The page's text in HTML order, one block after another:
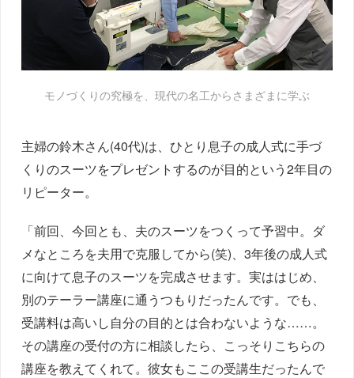
モノづくりの究極を、現代の名工からさまざまに学ぶ
主婦の鈴木さん(40代)は、ひとり息子の成人式に手づ
くりのスーツをプレゼントするのが目的という2年目の
リピーター。
「前回、今回とも、夫のスーツをつくって予習中。ダ
メなところを夫用で克服してから(笑)、3年後の成人式
に向けて息子のスーツを完成させます。実ははじめ、
別のテーラー講座に通うつもりだったんです。でも、
受講料は高いし自分の目的とは合わないような……。
その講座の受付の方に相談したら、こっそりこちらの
講座を教えてくれて。彼女もここの受講生だったんで